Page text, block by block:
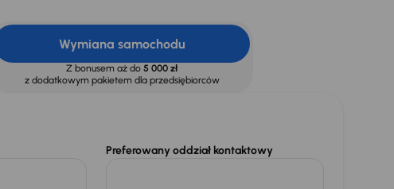
Wymiana samochodu
Z bonusem aż do 5 000 zł
z dodatkowym pakietem dla przedsiębiorców
Preferowany oddział kontaktowy